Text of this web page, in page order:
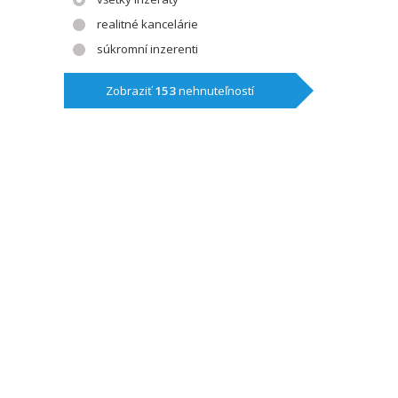
realitné kancelárie
súkromní inzerenti
Zobraziť153nehnuteľností